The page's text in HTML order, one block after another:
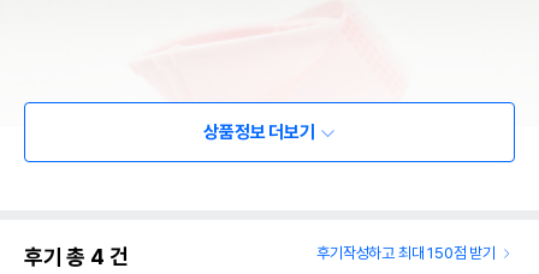
상품정보 더보기
후기 총 4 건 후기작성하고 최대 150점 받기